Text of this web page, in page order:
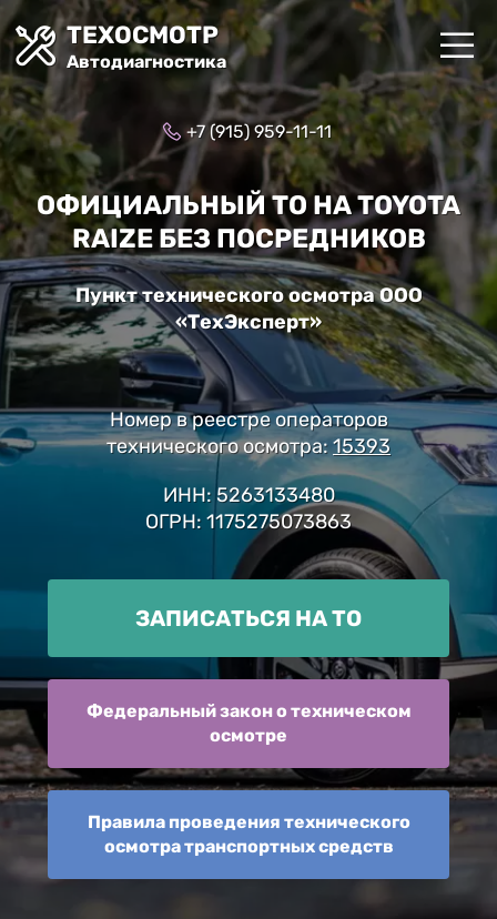
ТЕХОСМОТР
Автодиагностика
+7 (915) 959-11-11
ОФИЦИАЛЬНЫЙ ТО НА TOYOTA
RAIZE БЕЗ ПОСРЕДНИКОВ
Пункт технического осмотра ООО
«ТехЭксперт»
Номер в реестре операторов
технического осмотра:15393
ИНН: 5263133480
ОГРН: 1175275073863
ЗАПИСАТЬСЯ НА ТО
Федеральный закон о техническом
осмотре
Правила проведения технического
осмотра транспортных средств